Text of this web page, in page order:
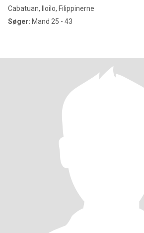
Cabatuan, Iloilo, Filippinerne
Søger: Mand 25 - 43